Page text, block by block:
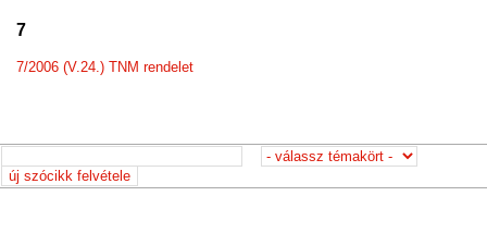
7
7/2006 (V.24.) TNM rendelet